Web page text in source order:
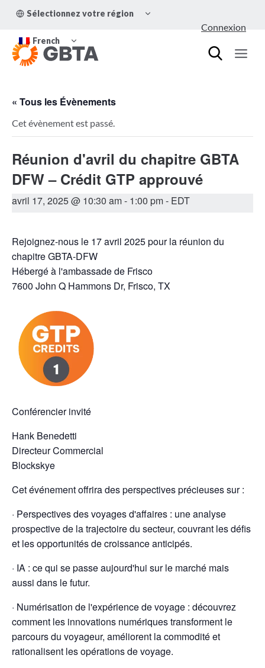
Sélectionnez votre région
LE
French
LE
MENU
ENFANT
Connexion
« Tous les Évènements
Cet évènement est passé.
Réunion d'avril du chapitre GBTA
DFW – Crédit GTP approuvé
avril 17, 2025 @ 10:30 am- 1:00 pm- EDT
Rejoignez-nous le 17 avril 2025 pour la réunion du
chapitre GBTA-DFW
Hébergé à l'ambassade de Frisco
7600 John Q Hammons Dr, Frisco, TX
Conférencier invité
Hank Benedetti
Directeur Commercial
Blockskye
Cet événement offrira des perspectives précieuses sur :
· Perspectives des voyages d'affaires : une analyse
prospective de la trajectoire du secteur, couvrant les défis
et les opportunités de croissance anticipés.
· IA : ce qui se passe aujourd'hui sur le marché mais
aussi dans le futur.
· Numérisation de l'expérience de voyage : découvrez
comment les innovations numériques transforment le
parcours du voyageur, améliorent la commodité et
rationalisent les opérations de voyage.